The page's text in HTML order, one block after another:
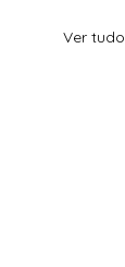
Ver tudo